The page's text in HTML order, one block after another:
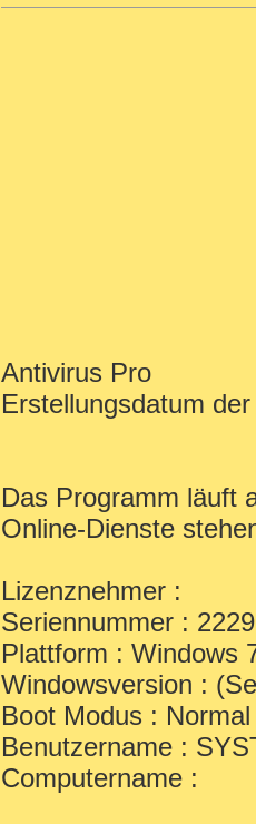
Antivirus Pro
Erstellungsdatum
Das Programm läuft
Online-Dienste
Lizenznehmer :
Seriennummer :
Plattform : Windows
Windowsversion :
Boot Modus :
Benutzername :
Computername :